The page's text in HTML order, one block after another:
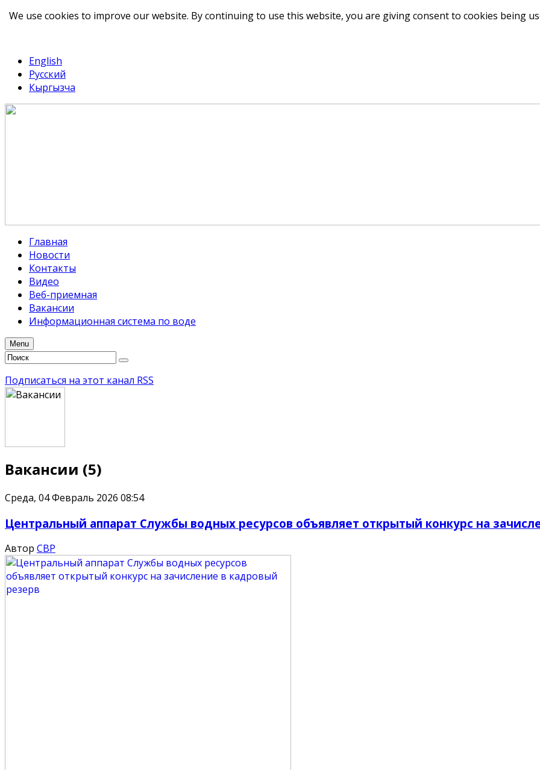
English
Русский
Кыргызча
Главная
Новости
Контакты
Видео
Веб-приемная
Вакансии
Информационная система по воде
Menu
Подписаться на этот канал RSS
Вакансии (5)
Среда, 04 Февраль 2026 08:54
Центральный аппарат Службы водных ресурсов объявляет открытый конкурс на
Автор СВР
We use cookies to improve our website. By continuing to use this website, you are giving consent to cookies being